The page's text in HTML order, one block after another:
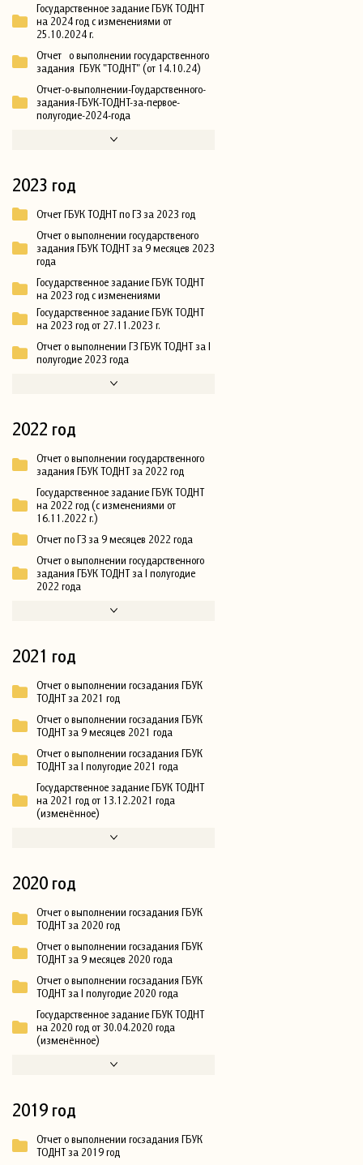
Государственное задание ГБУК ТОДНТ
на 2024 год с изменениями от
25.10.2024 г.
Отчет о выполнении государственного
задания ГБУК "ТОДНТ" (от 14.10.24)
Отчет-о-выполнении-Гоударственного-
задания-ГБУК-ТОДНТ-за-первое-
полугодие-2024-года
2023 год
Отчет ГБУК ТОДНТ по ГЗ за 2023 год
Отчет о выполнении государственого
задания ГБУК ТОДНТ за 9 месяцев 2023
года
Государственное задание ГБУК ТОДНТ
на 2023 год с изменениями
Государственное задание ГБУК ТОДНТ
на 2023 год от 27.11.2023 г.
Отчет о выполнении ГЗ ГБУК ТОДНТ за I
полугодие 2023 года
2022 год
Отчет о выполнении государственного
задания ГБУК ТОДНТ за 2022 год
Государственное задание ГБУК ТОДНТ
на 2022 год (с изменениями от
16.11.2022 г.)
Отчет по ГЗ за 9 месяцев 2022 года
Отчет о выполнении государственного
задания ГБУК ТОДНТ за I полугодие
2022 года
2021 год
Отчет о выполнении госзадания ГБУК
ТОДНТ за 2021 год
Отчет о выполнении госзадания ГБУК
ТОДНТ за 9 месяцев 2021 года
Отчет о выполнении госзадания ГБУК
ТОДНТ за I полугодие 2021 года
Государственное задание ГБУК ТОДНТ
на 2021 год от 13.12.2021 года
(изменённое)
2020 год
Отчет о выполнении госзадания ГБУК
ТОДНТ за 2020 год
Отчет о выполнении госзадания ГБУК
ТОДНТ за 9 месяцев 2020 года
Отчет о выполнении госзадания ГБУК
ТОДНТ за I полугодие 2020 года
Государственное задание ГБУК ТОДНТ
на 2020 год от 30.04.2020 года
(изменённое)
2019 год
Отчет о выполнении госзадания ГБУК
ТОДНТ за 2019 год